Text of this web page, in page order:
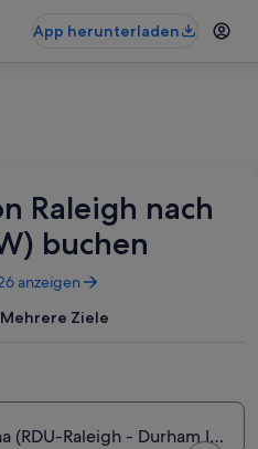
App herunterladen
Raleigh nach
buchen
anzeigen
Mehrere Ziele
(RDU-Raleigh - Durham Intl.)